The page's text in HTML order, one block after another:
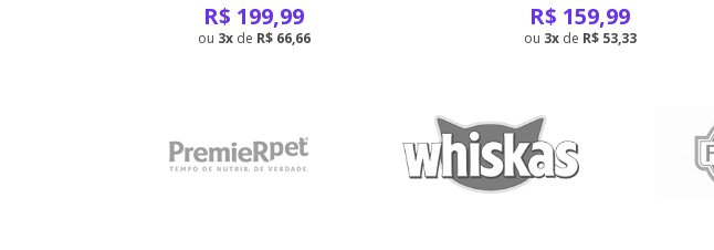
R$ 199,99
3 de R$ 66,66
R$ 159,99
3 de R$ 53,33